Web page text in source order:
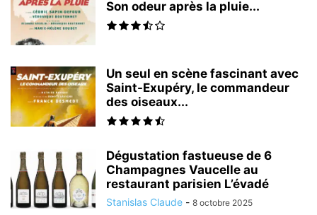
Son odeur après la pluie...
Un seul en scène fascinant avec
Saint-Exupéry, le commandeur
des oiseaux...
Dégustation fastueuse de 6
Champagnes Vaucelle au
restaurant parisien L’évadé
Stanislas Claude - 8 octobre 2025